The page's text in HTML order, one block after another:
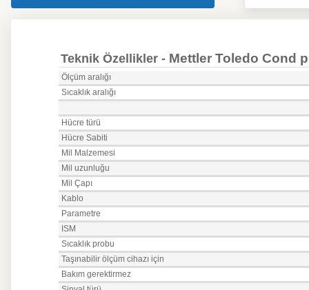
Teknik Özellikler - Mettler Toledo Cond
Ölçüm aralığı
Sıcaklık aralığı
Hücre türü
Hücre Sabiti
Mil Malzemesi
Mil uzunluğu
Mil Çapı
Kablo
Parametre
ISM
Sıcaklık probu
Taşınabilir ölçüm cihazı için
Bakım gerektirmez